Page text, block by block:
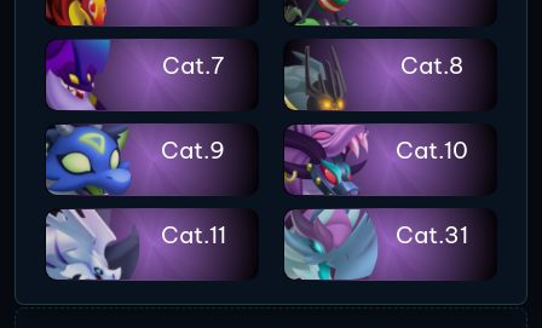
Cat.7 Cat.8
Cat.9 Cat.10
Cat.11 Cat.31